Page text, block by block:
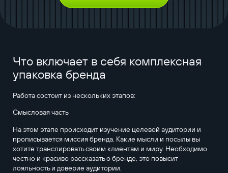
Что включает в себя комплексная
упаковка бренда
Работа состоит из нескольких этапов:
Cмысловая часть
На этом этапе происходит изучение целевой аудитории и
прописывается миссия бренда. Какие мысли и посылы вы
хотите транслировать своим клиентам и миру. Необходимо
честно и красиво рассказать о бренде, это повысит
лояльность и доверие аудитории.